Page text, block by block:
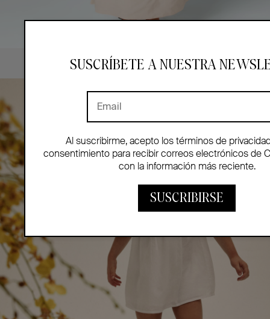
SUSCRÍBETE A NUESTRA
Al suscribirme, acepto los términos de
consentimiento para recibir correos electrónicos de
con la información más reciente.
SUSCRIBIRSE